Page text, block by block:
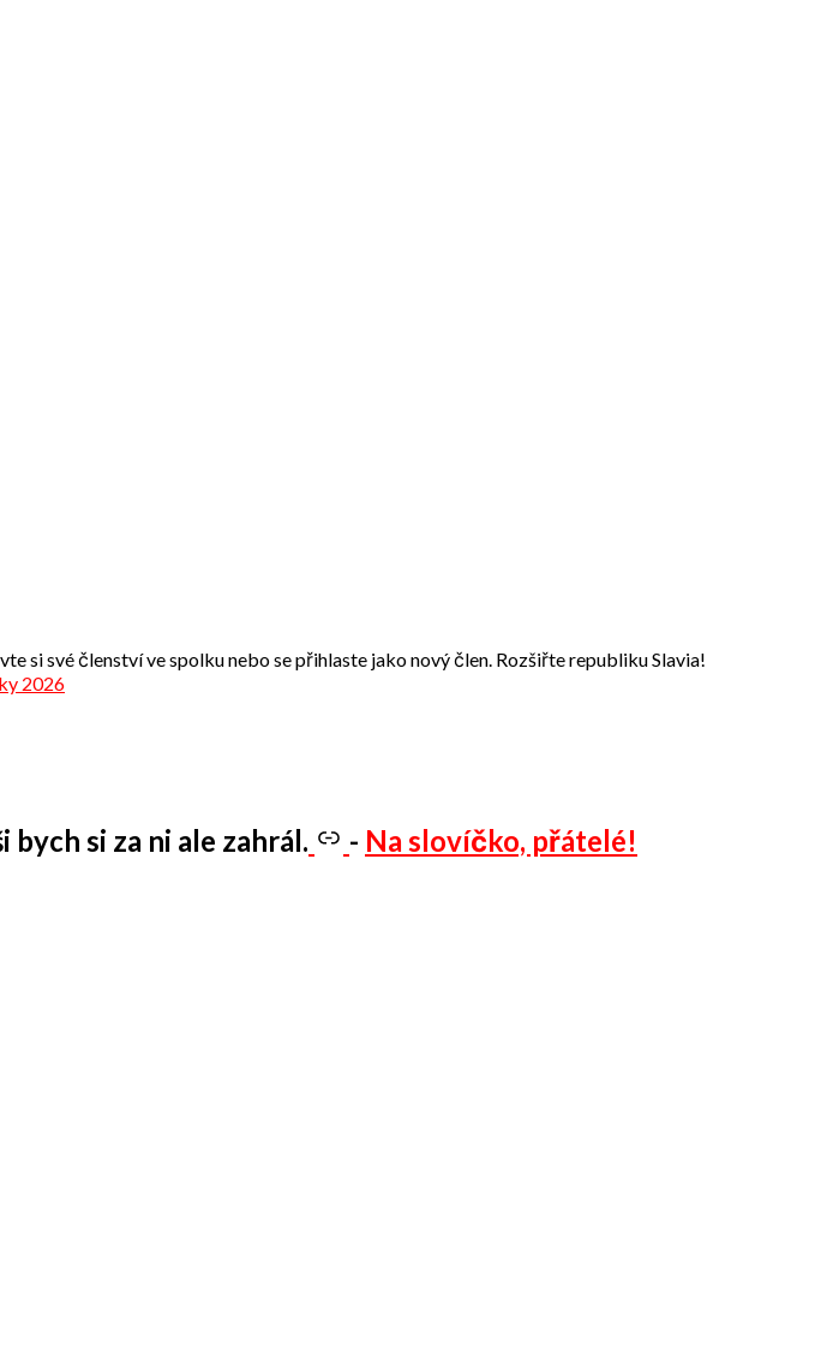
si své členství ve spolku nebo se přihlaste jako nový člen. Rozšiřte republiku Slavia!
2026
bych si za ni ale zahrál. - Na slovíčko, přátelé!